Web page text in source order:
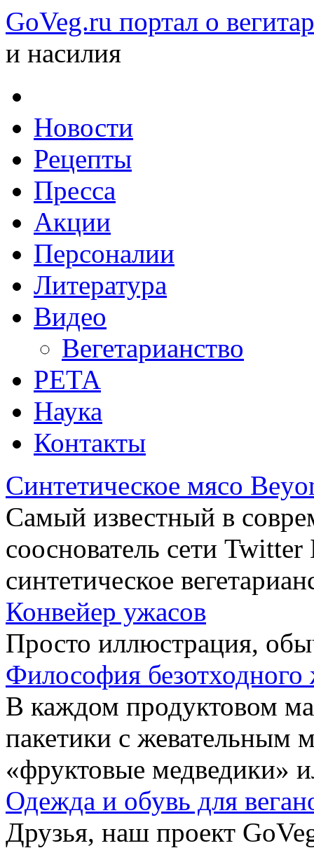
GoVeg.ru портал о
и насилия
Новости
Рецепты
Пресса
Акции
Персоналии
Литература
Видео
Вегетарианство
РЕТА
Наука
Контакты
Синтетическое мясо
Самый известный в
сооснователь сети
синтетическое
Конвейер ужасов
Просто иллюстрация,
Философия безотходного
В каждом продуктовом
пакетики с жевательным
«фруктовые медведики»
Одежда и обувь для
Друзья, наш проект